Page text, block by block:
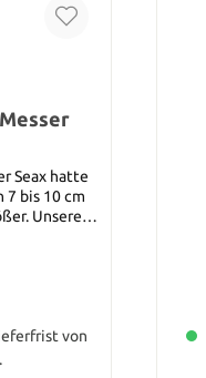
Seax hatte
bis 10 cm
Unsere
um das
Wie
und
von